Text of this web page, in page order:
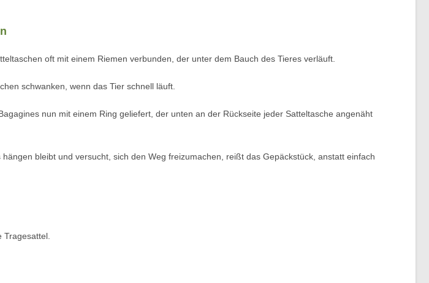
oft mit einem Riemen verbunden, der unter dem Bauch des Tieres verläuft.
schwanken, wenn das Tier schnell läuft.
nun mit einem Ring geliefert, der unten an der Rückseite jeder Satteltasche angenäht
bleibt und versucht, sich den Weg freizumachen, reißt das Gepäckstück, anstatt einfach